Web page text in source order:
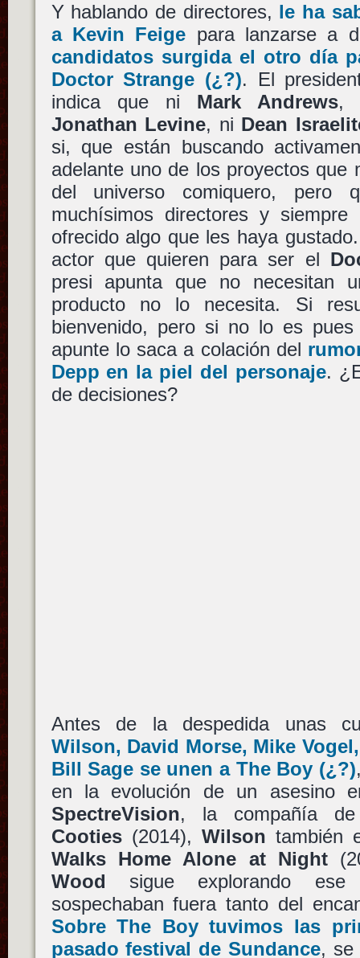
Y hablando de directores, le ha
a Kevin Feige para lanzarse a
candidatos surgida el otro día
Doctor Strange (¿?). El
indica que ni Mark Andrews,
Jonathan Levine, ni Dean
si, que están buscando
adelante uno de los proyectos que
del universo comiquero, pero
muchísimos directores y
ofrecido algo que les haya
actor que quieren para ser el
presi apunta que no necesitan
producto no lo necesita. Si
bienvenido, pero si no lo es pues
apunte lo saca a colación del
Depp en la piel del personaje.
de decisiones?
Antes de la despedida unas
Wilson, David Morse, Mike Vogel
Bill Sage se unen a The Boy (¿?)
en la evolución de un asesino
SpectreVision, la compañía
Cooties(2014), Wilson también
Walks Home Alone at Night
Wood sigue explorando
sospechaban fuera tanto del
SobreThe Boytuvimos las
pasado festival de Sundance, se